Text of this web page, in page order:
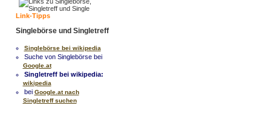
Link-Tipps
Singlebörse und Singletreff
Singlebörse bei wikipedia
Suche von Singlebörse bei
Google.at
Singletreff bei wikipedia:
wikipedia
bei Google.at nach
Singletreff suchen